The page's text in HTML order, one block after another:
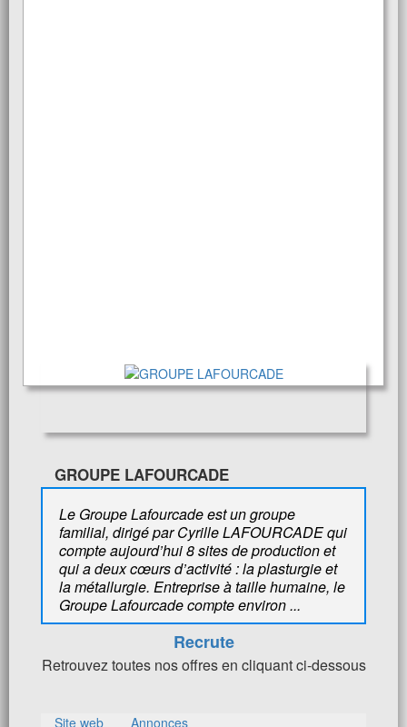
GROUPE LAFOURCADE
Le Groupe Lafourcade est un groupe
familial, dirigé par Cyrille LAFOURCADE qui
compte aujourd’hui 8 sites de production et
qui a deux cœurs d’activité : la plasturgie et
la métallurgie. Entreprise à taille humaine, le
Groupe Lafourcade compte environ ...
Recrute
Retrouvez toutes nos offres en cliquant ci-dessous
Site web Annonces